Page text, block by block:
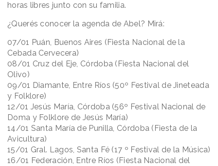
horas libres junto con su familia.
¿Querés conocer la agenda de Abel? Mirá:
07/01 Puán, Buenos Aires (Fiesta Nacional de la
Cebada Cervecera)
08/01 Cruz del Eje, Córdoba (Fiesta Nacional del
Olivo)
09/01 Diamante, Entre Ríos (50º Festival de Jineteada
y Folklore)
12/01 Jesús María, Córdoba (56º Festival Nacional de
Doma y Folklore de Jesús María)
14/01 Santa María de Punilla, Córdoba (Fiesta de la
Avicultura)
15/01 Gral. Lagos, Santa Fé (17 º Festival de la Música)
16/01 Federación, Entre Ríos (Fiesta Nacional del